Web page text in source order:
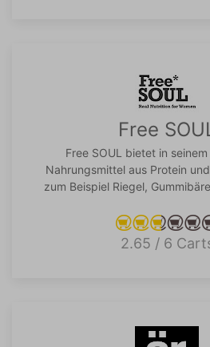
Free
Free SOUL bietet in
Nahrungsmittel aus Protein
zum Beispiel Riegel,
2.65 / 6